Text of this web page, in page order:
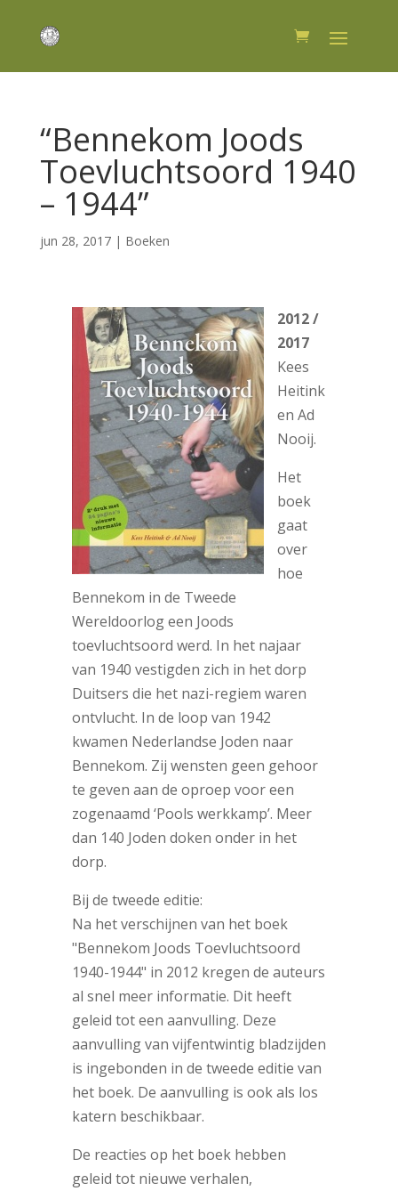
“Bennekom Joods
Toevluchtsoord 1940
– 1944”
jun 28, 2017| Boeken
2012 /
2017
Kees
Heitink
en Ad
Nooij.
Het
boek
gaat
over
hoe
Bennekom in de Tweede
Wereldoorlog een Joods
toevluchtsoord werd. In het najaar
van 1940 vestigden zich in het dorp
Duitsers die het nazi-regiem waren
ontvlucht. In de loop van 1942
kwamen Nederlandse Joden naar
Bennekom. Zij wensten geen gehoor
te geven aan de oproep voor een
zogenaamd ‘Pools werkkamp’. Meer
dan 140 Joden doken onder in het
dorp.
Bij de tweede editie:
Na het verschijnen van het boek
"Bennekom Joods Toevluchtsoord
1940-1944" in 2012 kregen de auteurs
al snel meer informatie. Dit heeft
geleid tot een aanvulling. Deze
aanvulling van vijfentwintig bladzijden
is ingebonden in de tweede editie van
het boek. De aanvulling is ook als los
katern beschikbaar.
De reacties op het boek hebben
geleid tot nieuwe verhalen,